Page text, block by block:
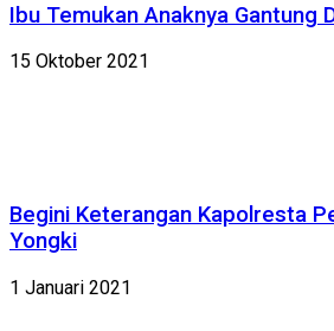
Ibu Temukan Anaknya Gantung
15 Oktober 2021
Begini Keterangan Kapolresta
Yongki
1 Januari 2021